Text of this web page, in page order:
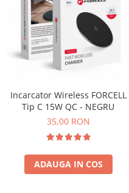
incarcator Iphone
Incarcatoare Wireless
Instrumente si Consumabile
Adezivi etansare
PENTRU SERVICE .
Surubelnite
Piese si Componente
Capace spate
Carcase Mijloc
Incarcator Wireless FORCELL
Tip C 15W QC - NEGRU
35,00 RON
ADAUGA IN COS